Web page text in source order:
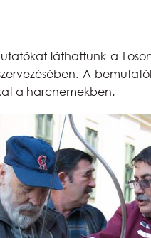
láthattunk a
A
a harcnemekben.